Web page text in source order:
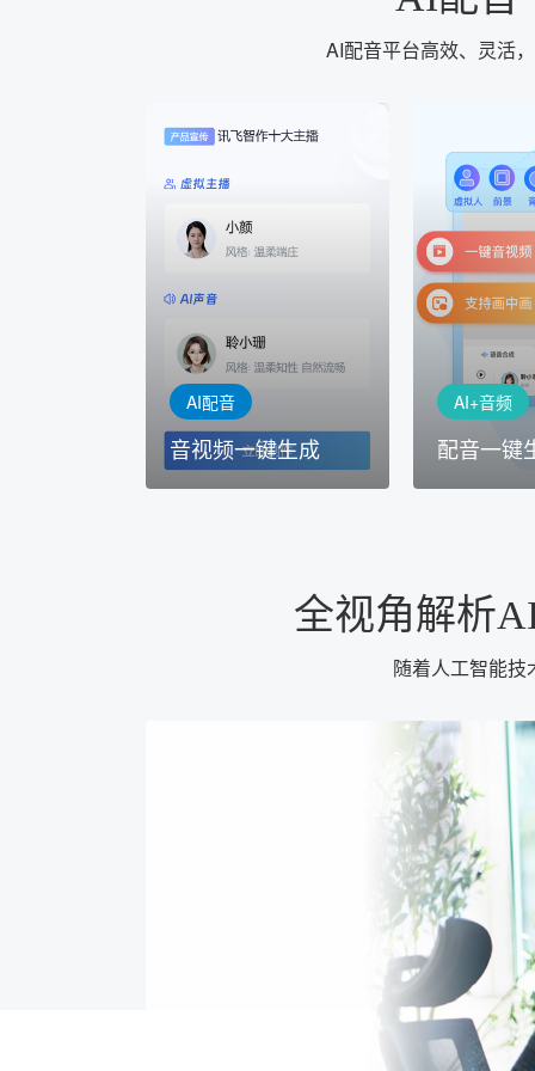
AI配音平台高效、灵活
AI配音
音视频一键生成
音视频一键生成
AI+视频：在虚拟"AI演播
键完成音、视频作品的输出
AI+音频
配音一键
AI+音频
配音一键
AI+音频：基
TTS能力打
工具，输入
人即可一键
全视角解析
随着人工智能